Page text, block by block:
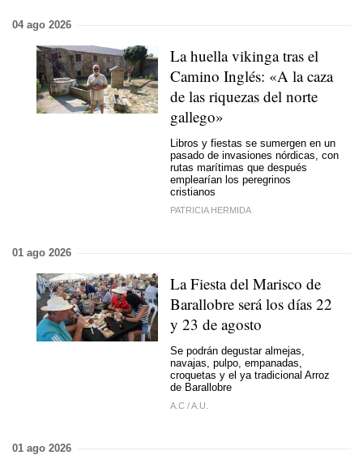
04 ago 2026
La huella vikinga tras el
Camino Inglés: «A la caza
de las riquezas del norte
gallego»
Libros y fiestas se sumergen en un
pasado de invasiones nórdicas, con
rutas marítimas que después
emplearían los peregrinos
cristianos
PATRICIA HERMIDA
01 ago 2026
La Fiesta del Marisco de
Barallobre será los días 22
y 23 de agosto
Se podrán degustar almejas,
navajas, pulpo, empanadas,
croquetas y el ya tradicional Arroz
de Barallobre
A.C /A.U.
01 ago 2026